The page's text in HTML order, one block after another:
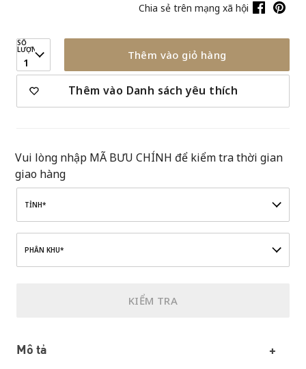
Chia sẻ trên mạng xã hội
SỐ
LƯỢNG
1
Thêm vào giỏ hàng
Thêm vào Danh sách yêu thích
Vui lòng nhập MÃ BƯU CHÍNH để kiểm tra thời gian
giao hàng
TỈNH*
PHÂN KHU*
KIỂM TRA
Mô tả